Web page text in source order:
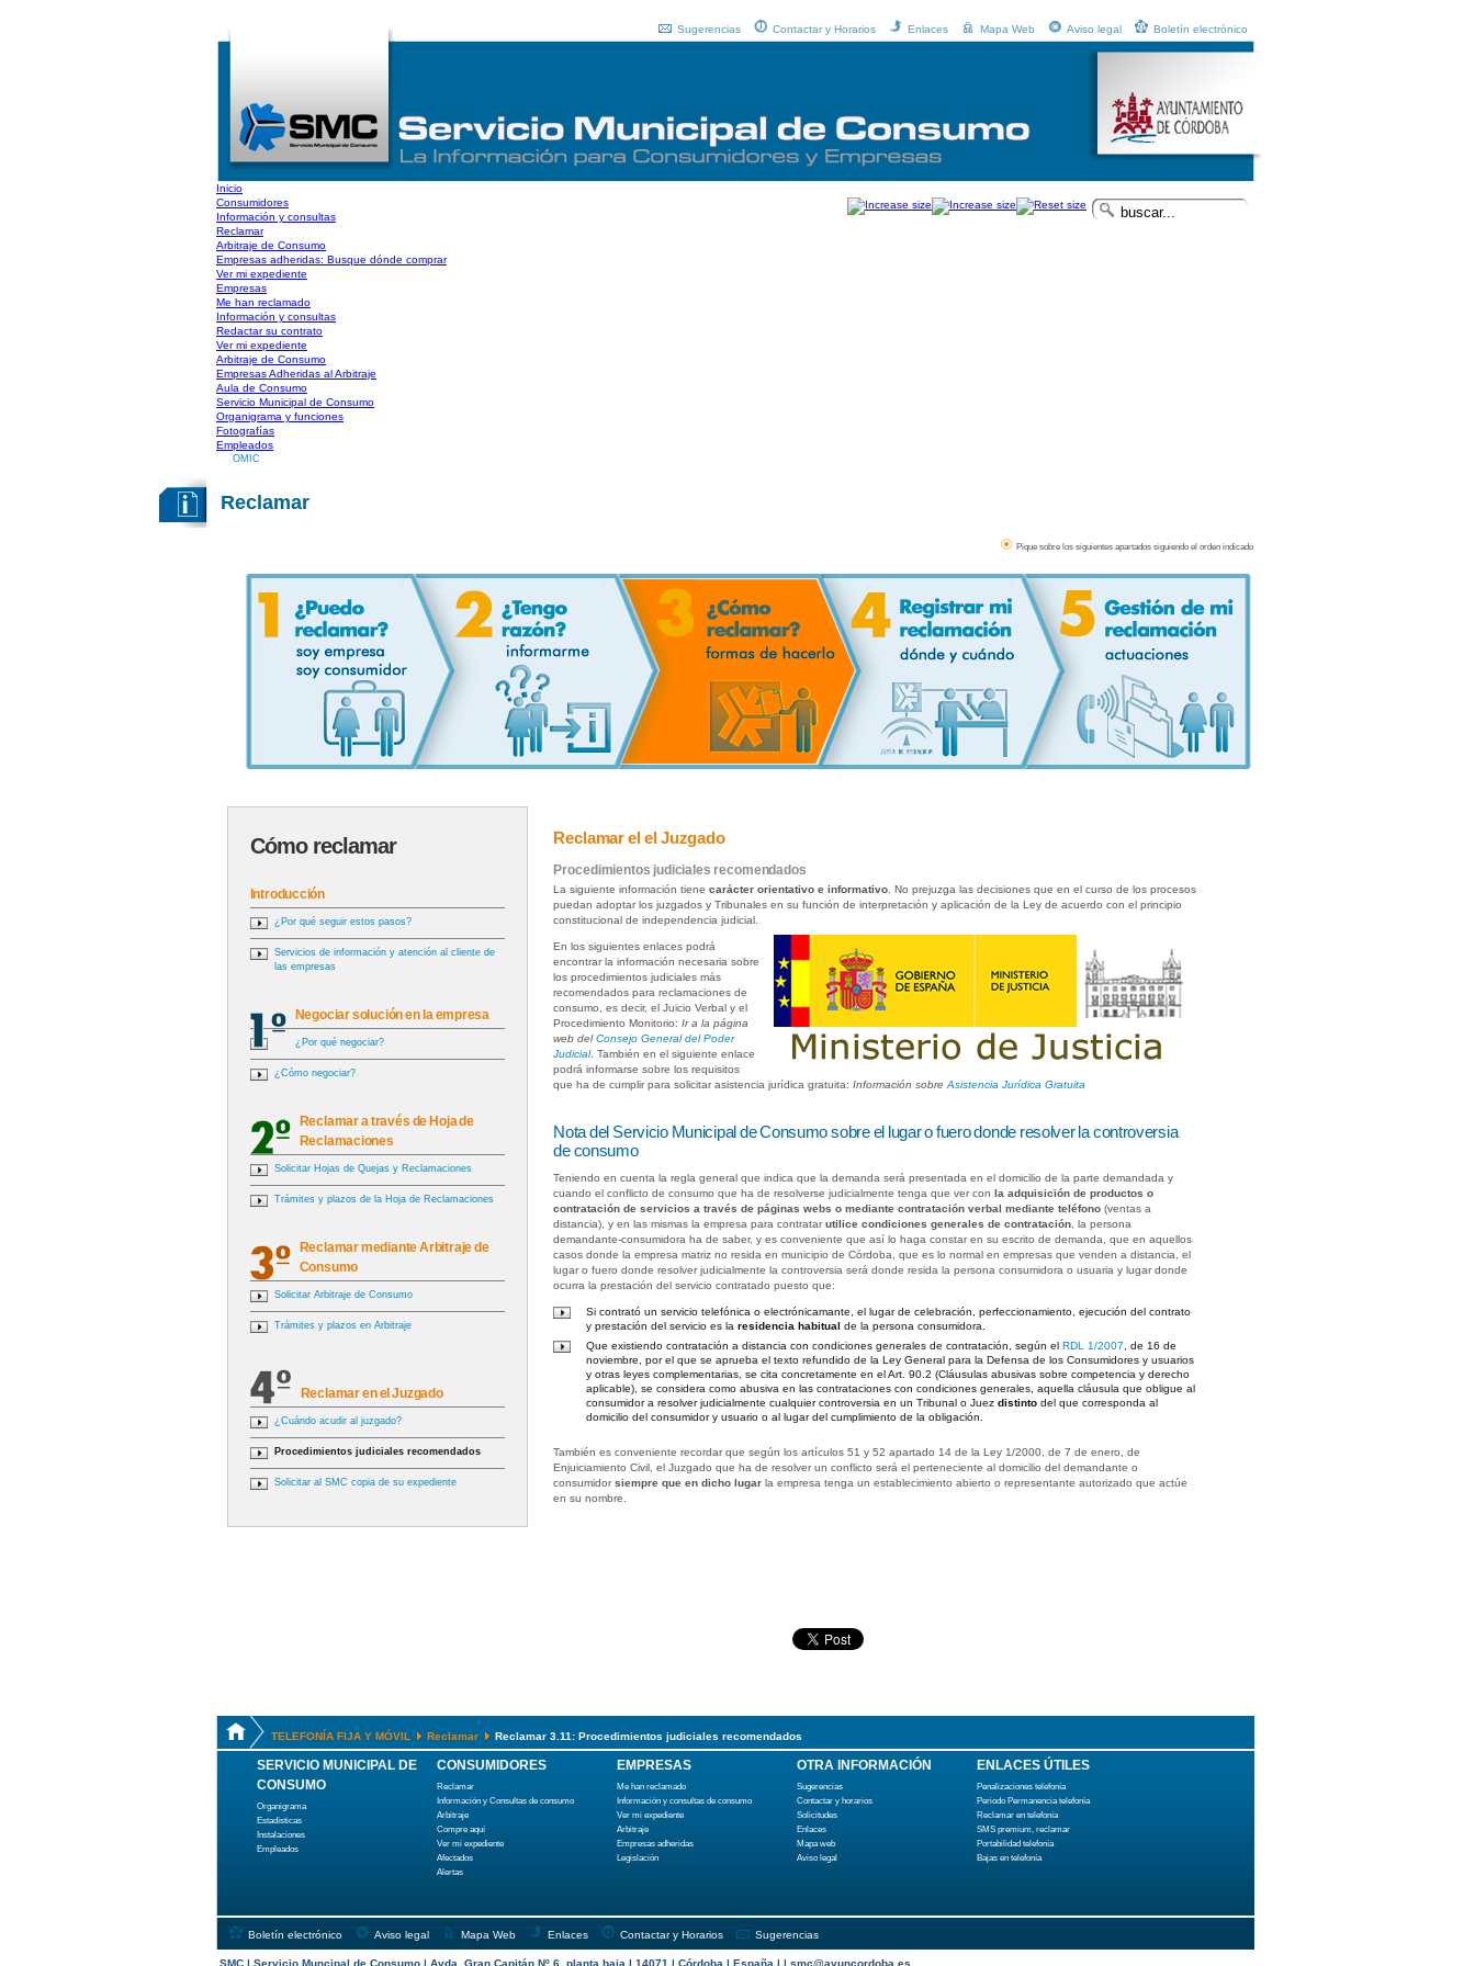
Boletín electrónico
Aviso legal
Mapa Web
Enlaces
Contactar y Horarios
Sugerencias
Inicio
Consumidores
Información y consultas
Reclamar
Arbitraje de Consumo
Empresas adheridas: Busque dónde comprar
Ver mi expediente
Empresas
Me han reclamado
Información y consultas
Redactar su contrato
Ver mi expediente
Arbitraje de Consumo
Empresas Adheridas al Arbitraje
Aula de Consumo
Servicio Municipal de Consumo
Organigrama y funciones
Fotografías
Empleados
OMIC
Reclamar
Pique sobre los siguientes apartados siguiendo el orden indicado
Cómo reclamar
Introducción
¿Por qué seguir estos pasos?
Servicios de información y atención al cliente de
las empresas
Negociar solución en la empresa
¿Por qué negociar?
¿Cómo negociar?
Reclamar a través de Hoja de
Reclamaciones
Solicitar Hojas de Quejas y Reclamaciones
Trámites y plazos de la Hoja de Reclamaciones
Reclamar mediante Arbitraje de
Consumo
Solicitar Arbitraje de Consumo
Trámites y plazos en Arbitraje
Reclamar en el Juzgado
¿Cuándo acudir al juzgado?
Procedimientos judiciales recomendados
Solicitar al SMC copia de su expediente
Reclamar el el Juzgado
Procedimientos judiciales recomendados
La siguiente información tienecarácter orientativo e informativo . No prejuzga las decisiones que en el curso de los procesos
puedan adoptar los juzgados y Tribunales en su función de interpretación y aplicación de la Ley de acuerdo con el principio
constitucional de independencia judicial.
En los siguientes enlaces podrá
encontrar la información necesaria sobre
los procedimientos judiciales más
recomendados para reclamaciones de
consumo, es decir, el Juicio Verbal y el
Procedimiento Monitorio:Ir a la página
web delConsejo General del Poder
Judicial. También en el siguiente enlace
podrá informarse sobre los requisitos
que ha de cumplir para solicitar asistencia jurídica gratuita:Información sobreAsistencia Jurídica Gratuita
Nota del Servicio Municipal de Consumo sobre el lugar o fuero donde resolver la controversia
de consumo
Teniendo en cuenta la regla general que indica que la demanda será presentada en el domicilio de la parte demandada y
cuando el conflicto de consumo que ha de resolverse judicialmente tenga que ver conla adquisición de productos o
contratación de servicios a través de páginas webs o mediante contratación verbal mediante teléfono (ventas a
distancia), y en las mismas la empresa para contratarutilice condiciones generales de contratación , la persona
demandante-consumidora ha de saber, y es conveniente que así lo haga constar en su escrito de demanda, que en aquellos
casos donde la empresa matriz no resida en municipio de Córdoba, que es lo normal en empresas que venden a distancia, el
lugar o fuero donde resolver judicialmente la controversia será donde resida la persona consumidora o usuaria y lugar donde
ocurra la prestación del servicio contratado puesto que:
Si contrató un servicio telefónica o electrónicamante, el lugar de celebración, perfeccionamiento, ejecución del contrato
y prestación del servicio es laresidencia habitual de la persona consumidora.
Que existiendo contratación a distancia con condiciones generales de contratación, según elRDL 1/2007
, de 16 de
noviembre, por el que se aprueba el texto refundido de la Ley General para la Defensa de los Consumidores y usuarios
y otras leyes complementarias, se cita concretamente en el Art. 90.2 (Cláusulas abusivas sobre competencia y derecho
aplicable), se considera como abusiva en las contrataciones con condiciones generales, aquella cláusula que obligue al
consumidor a resolver judicialmente cualquier controversia en un Tribunal o Juezdistinto del que corresponda al
domicilio del consumidor y usuario o al lugar del cumplimiento de la obligación.
También es conveniente recordar que según los artículos 51 y 52 apartado 14 de la Ley 1/2000, de 7 de enero, de
Enjuiciamiento Civil, el Juzgado que ha de resolver un conflicto será el perteneciente al domicilio del demandante o
consumidorsiempre que en dicho lugar la empresa tenga un establecimiento abierto o representante autorizado que actúe
en su nombre.
TELEFONÍA FIJA Y MÓVIL Reclamar Reclamar 3.11: Procedimientos judiciales recomendados
SERVICIO MUNICIPAL DE
CONSUMO
Organigrama
Estadísticas
Instalaciones
Empleados
CONSUMIDORES
Reclamar
Información y Consultas de consumo
Arbitraje
Compre aquí
Ver mi expediente
Afectados
Alertas
EMPRESAS
Me han reclamado
Información y consultas de consumo
Ver mi expediente
Arbitraje
Empresas adheridas
Legislación
OTRA INFORMACIÓN
Sugerencias
Contactar y horarios
Solicitudes
Enlaces
Mapa web
Aviso legal
ENLACES ÚTILES
Penalizaciones telefonía
Periodo Permanencia telefonía
Reclamar en telefonía
SMS premium, reclamar
Portabilidad telefonía
Bajas en telefonía
Boletín electrónico Aviso legal Mapa Web Enlaces Contactar y Horarios Sugerencias
SMC | Servicio Muncipal de Consumo | Avda. Gran Capitán Nº 6, planta baja | 14071 | Córdoba | España | | smc@ayuncordoba.es